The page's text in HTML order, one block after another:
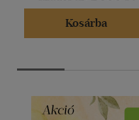
Kosárba